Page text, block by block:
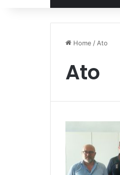
Home / Ato
Ato